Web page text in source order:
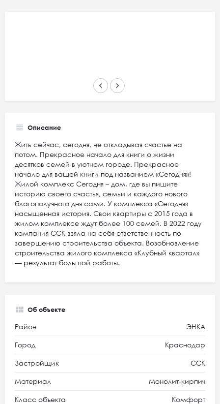
keyboard_arrow_left keyboard_arrow_right
Описание
Жить сейчас, сегодня, не откладывая счастье на
потом. Прекрасное начало для книги о жизни
десятков семей в уютном городе. Прекрасное
начало для вашей книги под названием «Сегодня»!
Жилой комплекс Сегодня – дом, где вы пишите
историю своего счастья, семьи и каждого нового
благополучного дня сами. У комплекса «Сегодня»
насыщенная история. Свои квартиры с 2015 года в
жилом комплексе ждут более 100 семей. В 2022 году
компания ССК взяла на себя ответственность по
завершению строительства объекта. Возобновление
строительства жилого комплекса «Клубный квартал»
— результат большой работы.
Об объекте
Район ЭНКА
Город Краснодар
Застройщик ССК
Материал Монолит-кирпич
Класс объекта Комфорт